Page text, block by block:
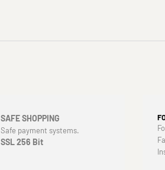
SAFE SHOPPING
Safe payment systems.
SSL 256 Bit